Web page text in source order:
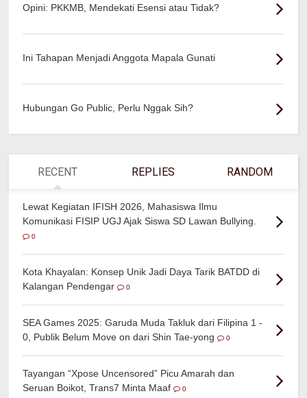
Opini: PKKMB, Mendekati Esensi atau Tidak?
Ini Tahapan Menjadi Anggota Mapala Gunati
Hubungan Go Public, Perlu Nggak Sih?
RECENT REPLIES RANDOM
Lewat Kegiatan IFISH 2026, Mahasiswa Ilmu
Komunikasi FISIP UGJ Ajak Siswa SD Lawan Bullying.
0
Kota Khayalan: Konsep Unik Jadi Daya Tarik BATDD di
Kalangan Pendengar
0
SEA Games 2025: Garuda Muda Takluk dari Filipina 1 -
0, Publik Belum Move on dari Shin Tae-yong
0
Tayangan “Xpose Uncensored” Picu Amarah dan
Seruan Boikot, Trans7 Minta Maaf
0